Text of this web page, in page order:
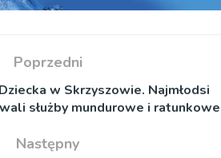
Poprzedni
w Skrzyszowie. Najmłodsi
służby mundurowe i ratunkowe
Następny